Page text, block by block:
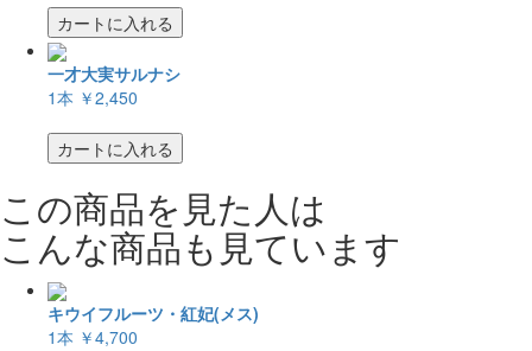
カートに入れる
一才大実サルナシ
1本 ￥2,450
カートに入れる
この商品を見た人は
こんな商品も見ています
キウイフルーツ・紅妃(メス)
1本 ￥4,700